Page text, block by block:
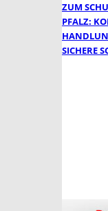
ZUM
PFALZ:
SICHERE